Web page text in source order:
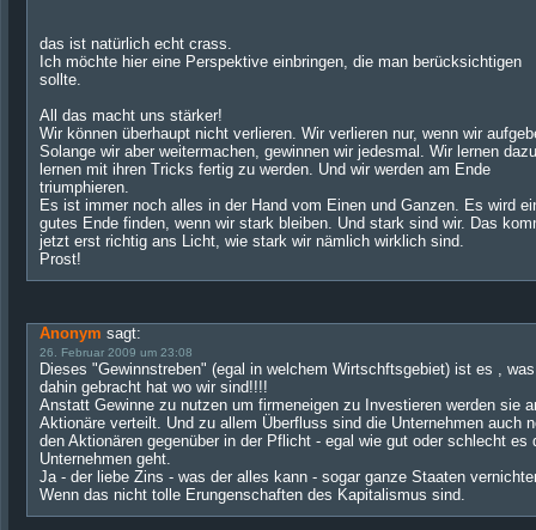
das ist natürlich echt crass.
Ich möchte hier eine Perspektive einbringen, die man berücksichtigen
sollte.
All das macht uns stärker!
Wir können überhaupt nicht verlieren. Wir verlieren nur, wenn wir
Solange wir aber weitermachen, gewinnen wir jedesmal. Wir lernen
lernen mit ihren Tricks fertig zu werden. Und wir werden am Ende
triumphieren.
Es ist immer noch alles in der Hand vom Einen und Ganzen. Es wird
gutes Ende finden, wenn wir stark bleiben. Und stark sind wir. Das
jetzt erst richtig ans Licht, wie stark wir nämlich wirklich sind.
Prost!
Anonym sagt:
26. Februar 2009 um 23:08
Dieses "Gewinnstreben" (egal in welchem Wirtschftsgebiet) ist es ,
dahin gebracht hat wo wir sind!!!!
Anstatt Gewinne zu nutzen um firmeneigen zu Investieren werden sie
Aktionäre verteilt. Und zu allem Überfluss sind die Unternehmen auch
den Aktionären gegenüber in der Pflicht - egal wie gut oder schlecht es
Unternehmen geht.
Ja - der liebe Zins - was der alles kann - sogar ganze Staaten
Wenn das nicht tolle Erungenschaften des Kapitalismus sind.